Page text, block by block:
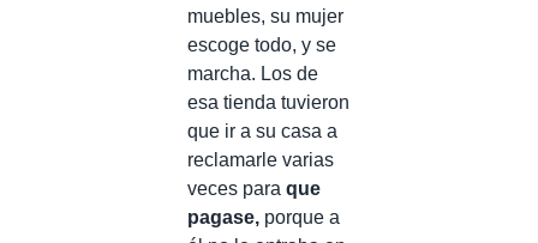
muebles, su mujer
escoge todo, y se
marcha. Los de
esa tienda tuvieron
que ir a su casa a
reclamarle varias
veces para que
pagase, porque a